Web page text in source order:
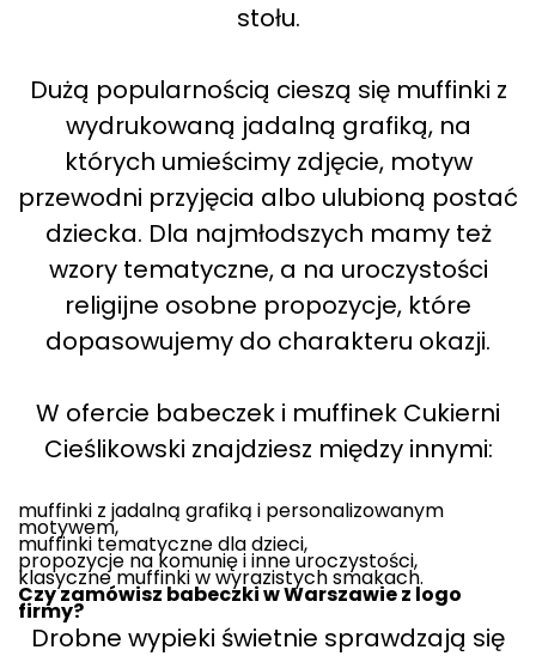
stołu.
Dużą popularnością cieszą się muffinki z
wydrukowaną jadalną grafiką, na
których umieścimy zdjęcie, motyw
przewodni przyjęcia albo ulubioną postać
dziecka. Dla najmłodszych mamy też
wzory tematyczne, a na uroczystości
religijne osobne propozycje, które
dopasowujemy do charakteru okazji.
W ofercie babeczek i muffinek Cukierni
Cieślikowski znajdziesz między innymi:
muffinki z jadalną grafiką i personalizowanym
motywem,
muffinki tematyczne dla dzieci,
propozycje na komunię i inne uroczystości,
klasyczne muffinki w wyrazistych smakach.
Czy zamówisz babeczki w Warszawie z logo
firmy?
Drobne wypieki świetnie sprawdzają się